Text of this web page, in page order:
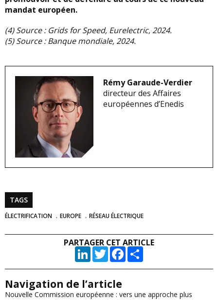
mandat européen.
(4) Source : Grids for Speed, Eurelectric, 2024.
(5) Source : Banque mondiale, 2024.
Rémy Garaude-Verdier
directeur des Affaires
européennes d’Enedis
TAGS
ÉLECTRIFICATION EUROPE RÉSEAU ÉLECTRIQUE
PARTAGER CET ARTICLE
LinkedInTwitterFacebook
Navigation de l’article
Nouvelle Commission européenne : vers une approche plus